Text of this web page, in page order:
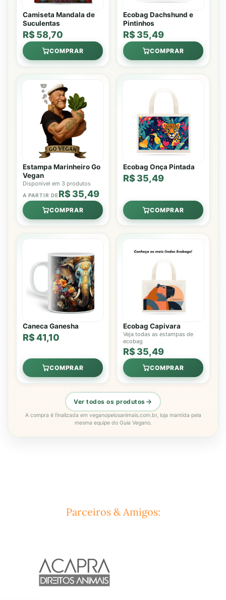
Camiseta Mandala de
Suculentas
R$ 58,70
COMPRAR
Ecobag Dachshund e
Pintinhos
R$ 35,49
COMPRAR
Estampa Marinheiro Go
Vegan
Disponível em 3 produtos
A PARTIR DER$ 35,49
COMPRAR
Ecobag Onça Pintada
R$ 35,49
COMPRAR
Caneca Ganesha
R$ 41,10
COMPRAR
Ecobag Capivara
Veja todas as estampas de
ecobag
R$ 35,49
COMPRAR
Ver todos os produtos
A compra é finalizada em veganopelosanimais.com.br, loja mantida pela
mesma equipe do Guia Vegano.
Parceiros & Amigos: